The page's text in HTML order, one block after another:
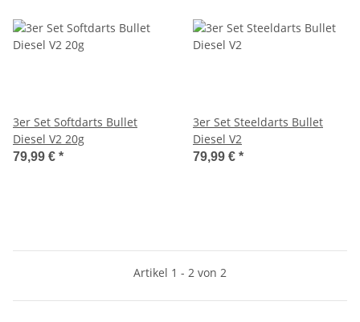
3er Set Softdarts Bullet
Diesel V2 20g
79,99 € *
3er Set Steeldarts Bullet
Diesel V2
79,99 € *
Artikel 1 - 2 von 2